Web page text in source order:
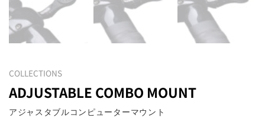
COLLECTIONS
ADJUSTABLE COMBO MOUNT
アジャスタブルコンピューターマウント